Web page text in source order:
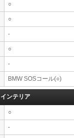
○
○
-
○
-
BMW SOSコール(○)
インテリア
○
-